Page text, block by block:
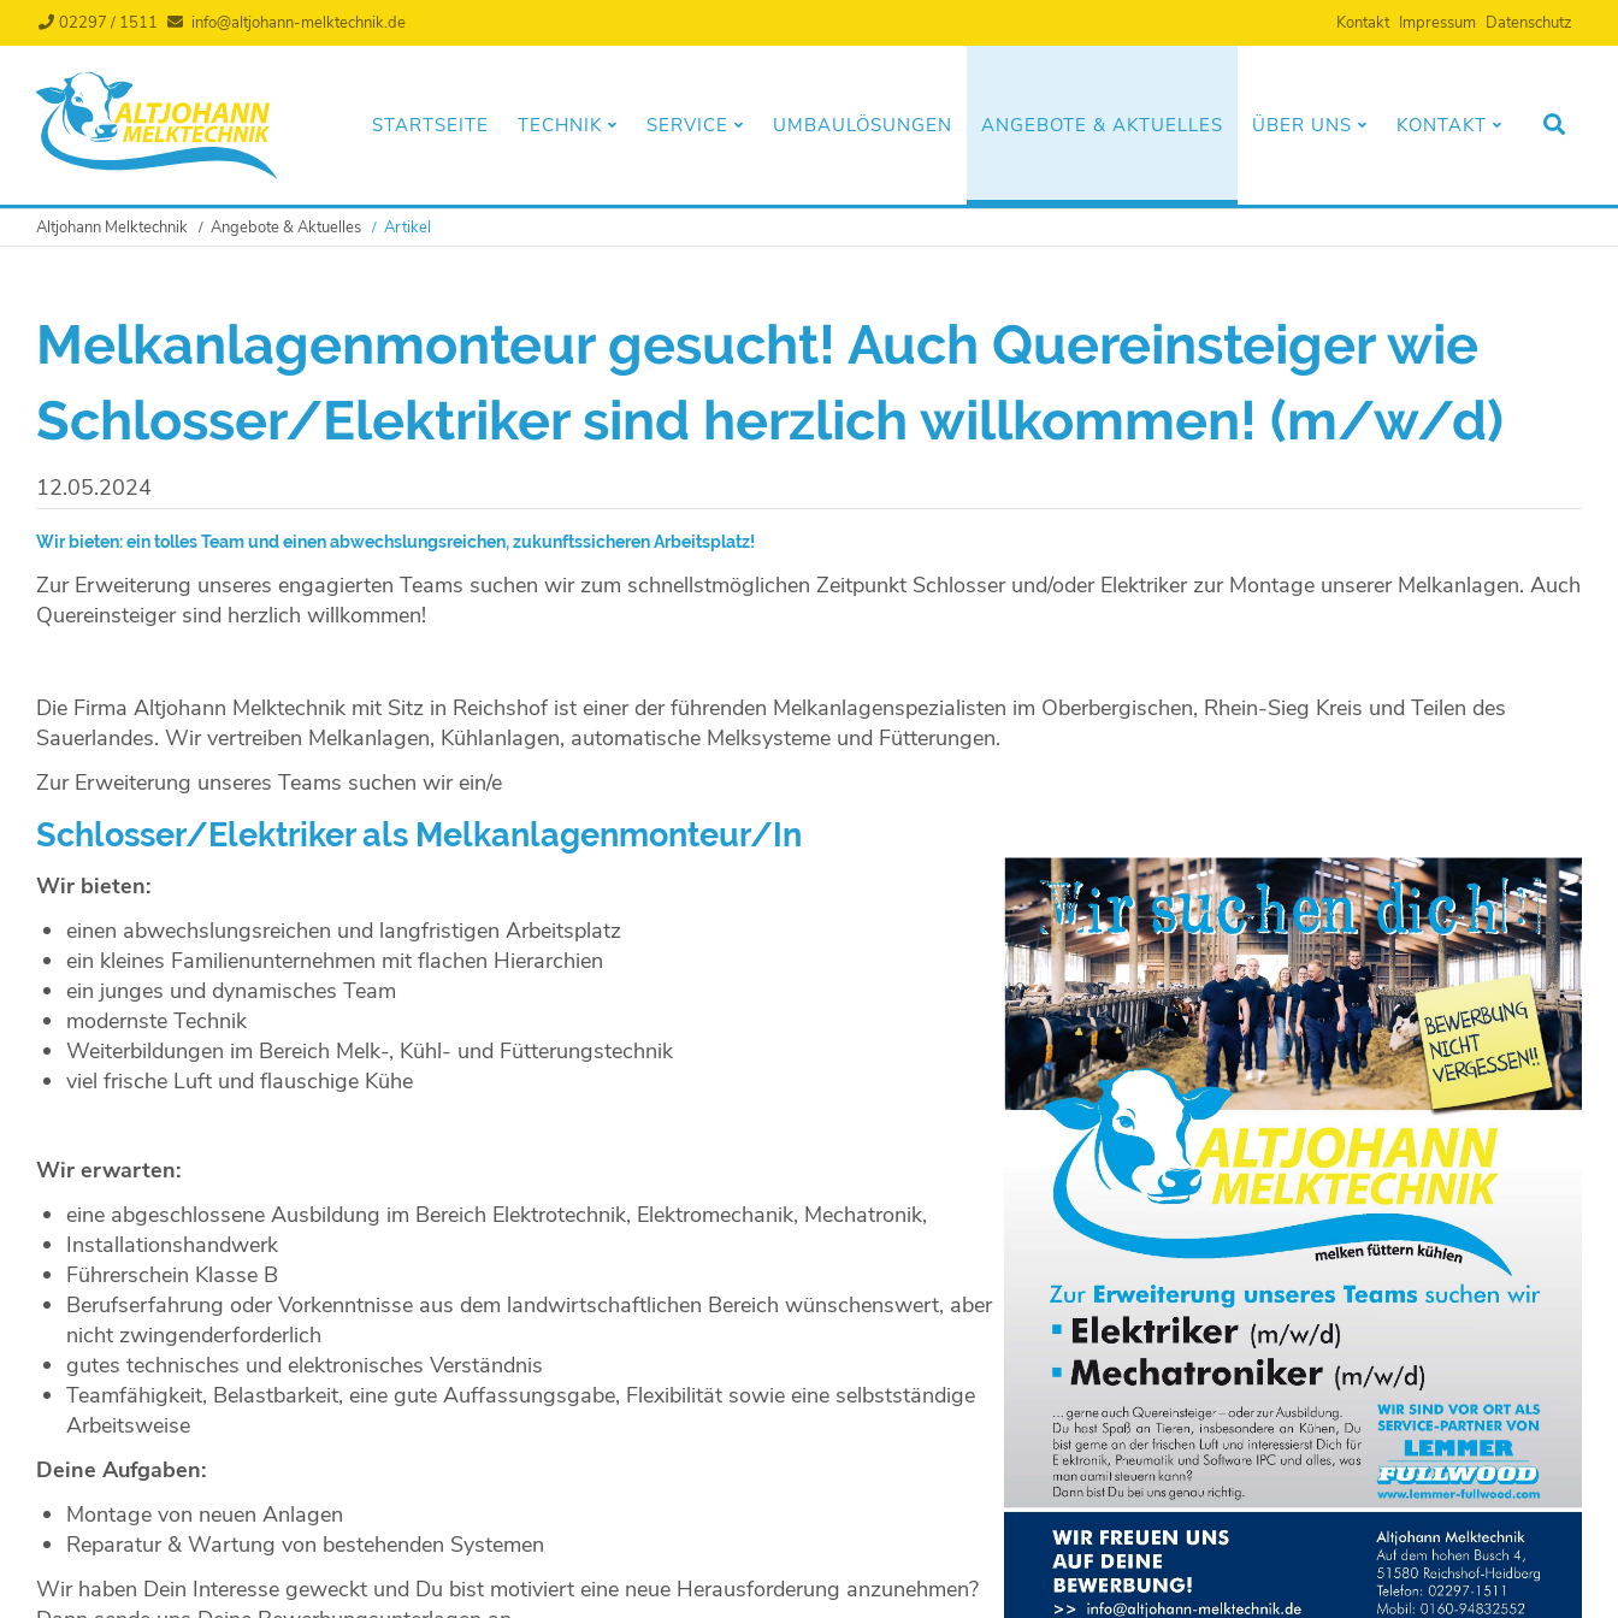
02297 / 1511 info@altjohann-melktechnik.de
Navigation
überspringen
Kontakt Impressum Datenschutz
STARTSEITE TECHNIK SERVICE UMBAULÖSUNGEN ANGEBOTE & AKTUELLES ÜBER UNS KONTAKT
Altjohann Melktechnik Angebote & Aktuelles Artikel
Melkanlagenmonteur gesucht! Auch Quereinsteiger wie
Schlosser/Elektriker sind herzlich willkommen! (m/w/d)
12.05.2024
Wir bieten: ein tolles Team und einen abwechslungsreichen, zukunftssicheren Arbeitsplatz!
Zur Erweiterung unseres engagierten Teams suchen wir zum schnellstmöglichen Zeitpunkt Schlosser und/oder Elektriker zur Montage unserer Melkanlagen. Auch
Quereinsteiger sind herzlich willkommen!
Die Firma Altjohann Melktechnik mit Sitz in Reichshof ist einer der führenden Melkanlagenspezialisten im Oberbergischen, Rhein-Sieg Kreis und Teilen des
Sauerlandes. Wir vertreiben Melkanlagen, Kühlanlagen, automatische Melksysteme und Fütterungen.
Zur Erweiterung unseres Teams suchen wir ein/e
Schlosser/Elektriker als Melkanlagenmonteur/In
Wir bieten:
einen abwechslungsreichen und langfristigen Arbeitsplatz
ein kleines Familienunternehmen mit flachen Hierarchien
ein junges und dynamisches Team
modernste Technik
Weiterbildungen im Bereich Melk-, Kühl- und Fütterungstechnik
viel frische Luft und flauschige Kühe
Wir erwarten:
eine abgeschlossene Ausbildung im Bereich Elektrotechnik, Elektromechanik, Mechatronik,
Installationshandwerk
Führerschein Klasse B
Berufserfahrung oder Vorkenntnisse aus dem landwirtschaftlichen Bereich wünschenswert, aber
nicht zwingenderforderlich
gutes technisches und elektronisches Verständnis
Teamfähigkeit, Belastbarkeit, eine gute Auffassungsgabe, Flexibilität sowie eine selbstständige
Arbeitsweise
Deine Aufgaben:
Montage von neuen Anlagen
Reparatur & Wartung von bestehenden Systemen
Wir haben Dein Interesse geweckt und Du bist motiviert eine neue Herausforderung anzunehmen?